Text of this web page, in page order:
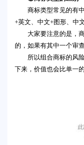
商标类型常见的有
+英文、中文+图形、中
大家要注意的是，
的，如果有其中一个审
所以组合商标的风
下来，价值也会比单一